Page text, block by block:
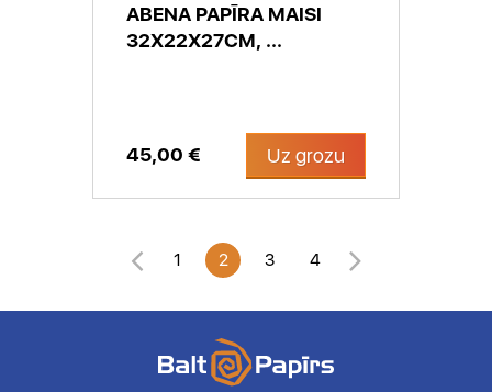
ABENA PAPĪRA MAISI
32X22X27CM, ...
45,00 € Uz grozu
1 2 3 4